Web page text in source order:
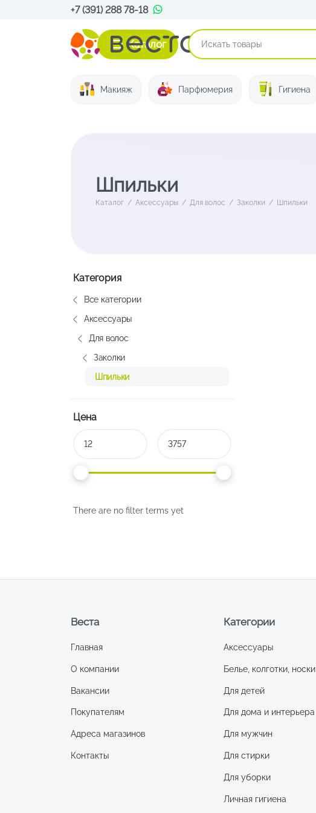
+7 (391) 288 78-18
Каталог
Макияж Парфюмерия Гигиена
Шпильки
Каталог / Аксессуары / Для волос / Заколки / Шпильки
Категория
Все категории
Аксессуары
Для волос
Заколки
Шпильки
Цена
There are no filter terms yet
Категории
Аксессуары
Белье, колготки, носки
Для детей
Для дома и интерьера
Для мужчин
Для стирки
Для уборки
Личная гигиена
Веста
Главная
О компании
Вакансии
Покупателям
Адреса магазинов
Контакты